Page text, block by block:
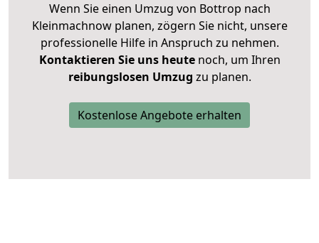
Wenn Sie einen Umzug von Bottrop nach
Kleinmachnow planen, zögern Sie nicht, unsere
professionelle Hilfe in Anspruch zu nehmen.
Kontaktieren Sie uns heutenoch, um Ihren
reibungslosen Umzug zu planen.
Kostenlose Angebote erhalten